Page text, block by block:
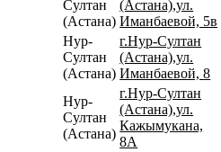
Султан
(Астана)
(Астана),ул.
Иманбаевой, 5в
Нур-
Султан
(Астана)
г.Нур-Султан
(Астана),ул.
Иманбаевой, 8
Нур-
Султан
(Астана)
г.Нур-Султан
(Астана),ул.
Кажымукана,
8А